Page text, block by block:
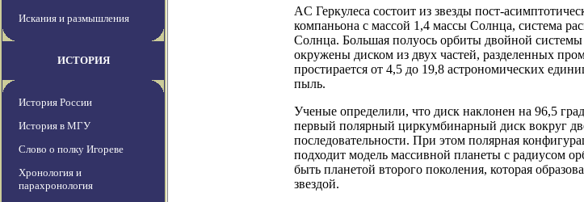
Искания и размышления
ИСТОРИЯ
История России
История в МГУ
Слово о полку Игореве
Хронология и
парахронология
AC Геркулеса состоит из звезды пост-
компаньона с массой 1,4 массы Солнца, система
Солнца. Большая полуось орбиты двойной
окружены диском из двух частей, разделенных
простирается от 4,5 до 19,8 астрономических
пыль.
Ученые определили, что диск наклонен на 96,5
первый полярный циркумбинарный диск вокруг
последовательности. При этом полярная
подходит модель массивной планеты с радиусом
быть планетой второго поколения, которая
звездой.